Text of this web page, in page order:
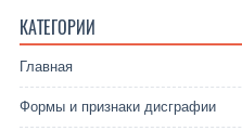
КАТЕГОРИИ
Главная
Формы и признаки дисграфии